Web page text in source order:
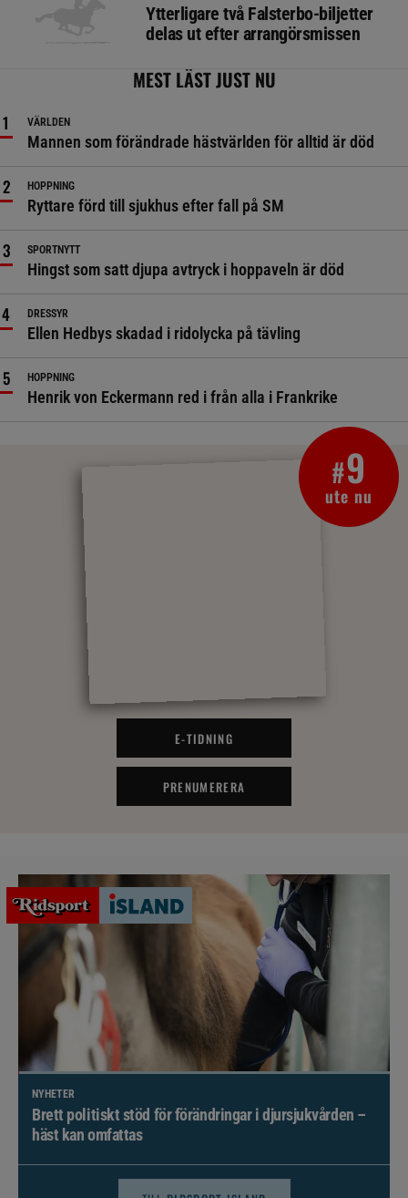
Ytterligare två Falsterbo-biljetter
delas ut efter arrangörsmissen
MEST LÄST JUST NU
VÄRLDEN
Mannen som förändrade hästvärlden för alltid är död
HOPPNING
Ryttare förd till sjukhus efter fall på SM
SPORTNYTT
Hingst som satt djupa avtryck i hoppaveln är död
DRESSYR
Ellen Hedbys skadad i ridolycka på tävling
HOPPNING
Henrik von Eckermann red i från alla i Frankrike
#9
ute nu
E-TIDNING
PRENUMERERA
NYHETER
Brett politiskt stöd för förändringar i djursjukvården –
häst kan omfattas